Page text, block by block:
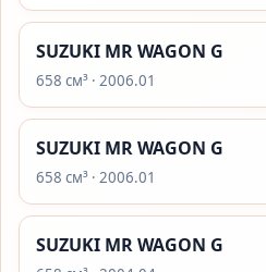
SUZUKI MR WAGON G
658 см³ · 2006.01
SUZUKI MR WAGON G
658 см³ · 2006.01
SUZUKI MR WAGON G